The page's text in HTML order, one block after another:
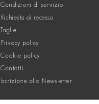
Condizioni di servizio
Richiesta di recesso
Taglie
Privacy policy
Cookie policy
Contatti
Iscrizione alla Newsletter